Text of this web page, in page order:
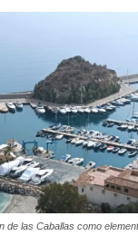
de las Caballas como